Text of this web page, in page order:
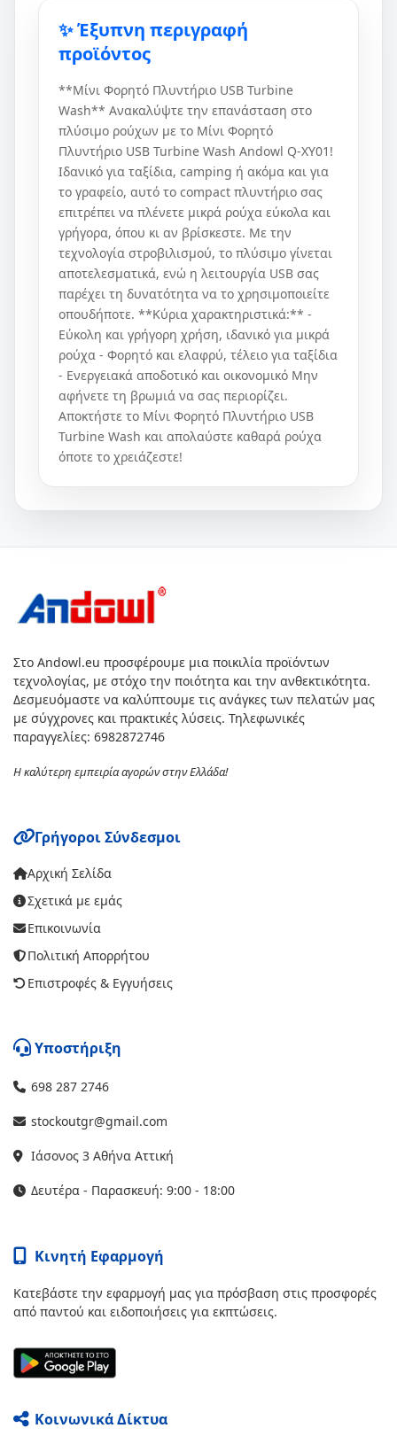
✨ Έξυπνη περιγραφή
προϊόντος
**Mίνι Φορητό Πλυντήριο USB Turbine
Wash** Ανακαλύψτε την επανάσταση στο
πλύσιμο ρούχων με το Mίνι Φορητό
Πλυντήριο USB Turbine Wash Andowl Q-XY01!
Ιδανικό για ταξίδια, camping ή ακόμα και για
το γραφείο, αυτό το compact πλυντήριο σας
επιτρέπει να πλένετε μικρά ρούχα εύκολα και
γρήγορα, όπου κι αν βρίσκεστε. Με την
τεχνολογία στροβιλισμού, το πλύσιμο γίνεται
αποτελεσματικά, ενώ η λειτουργία USB σας
παρέχει τη δυνατότητα να το χρησιμοποιείτε
οπουδήποτε. **Κύρια χαρακτηριστικά:** -
Εύκολη και γρήγορη χρήση, ιδανικό για μικρά
ρούχα - Φορητό και ελαφρύ, τέλειο για ταξίδια
- Ενεργειακά αποδοτικό και οικονομικό Μην
αφήνετε τη βρωμιά να σας περιορίζει.
Αποκτήστε το Mίνι Φορητό Πλυντήριο USB
Turbine Wash και απολαύστε καθαρά ρούχα
όποτε το χρειάζεστε!
Στο Andowl.eu προσφέρουμε μια ποικιλία προϊόντων
τεχνολογίας, με στόχο την ποιότητα και την ανθεκτικότητα.
Δεσμευόμαστε να καλύπτουμε τις ανάγκες των πελατών μας
με σύγχρονες και πρακτικές λύσεις. Τηλεφωνικές
παραγγελίες: 6982872746
Η καλύτερη εμπειρία αγορών στην Ελλάδα!
Γρήγοροι Σύνδεσμοι
Αρχική Σελίδα
Σχετικά με εμάς
Επικοινωνία
Πολιτική Απορρήτου
Επιστροφές & Εγγυήσεις
Υποστήριξη
698 287 2746
stockoutgr@gmail.com
Ιάσονος 3 Αθήνα Αττική
Δευτέρα - Παρασκευή: 9:00 - 18:00
Κινητή Εφαρμογή
Κατεβάστε την εφαρμογή μας για πρόσβαση στις προσφορές
από παντού και ειδοποιήσεις για εκπτώσεις.
Κοινωνικά Δίκτυα